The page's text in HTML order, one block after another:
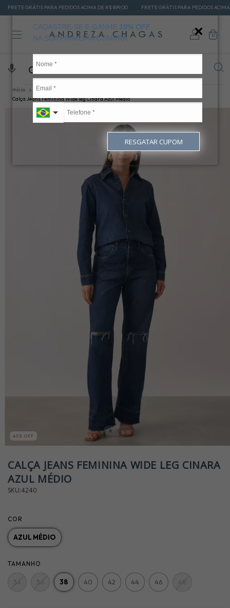
CADASTRE-SE E GANHE 10% OFF
NA SUA PRIMEIRA COMPRA
RESGATAR CUPOM
PARA PEDIDOS ACIMA DE R$ 899,00 FRETE GRÁTIS PARA PEDIDOS ACIMA DE R$
0
Início CALÇAS JEANS
Calça Jeans Feminina Wide leg Cinara Azul Médio
40 % OFF
CALÇA JEANS FEMININA WIDE LEG CINARA
AZUL MÉDIO
SKU:4240
TAMANHO
38 40 42 44 46
COR
AZUL MÉDIO